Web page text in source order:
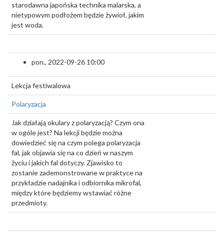
starodawna japońska technika malarska, a
nietypowym podłożem będzie żywioł, jakim
jest woda.
pon., 2022-09-26 10:00
Lekcja festiwalowa
Polaryzacja
Jak działają okulary z polaryzacją? Czym ona
w ogóle jest? Na lekcji będzie można
dowiedzieć się na czym polega polaryzacja
fal, jak objawia się na co dzień w naszym
życiu i jakich fal dotyczy. Zjawisko to
zostanie zademonstrowane w praktyce na
przykładzie nadajnika i odbiornika mikrofal,
między które będziemy wstawiać różne
przedmioty.